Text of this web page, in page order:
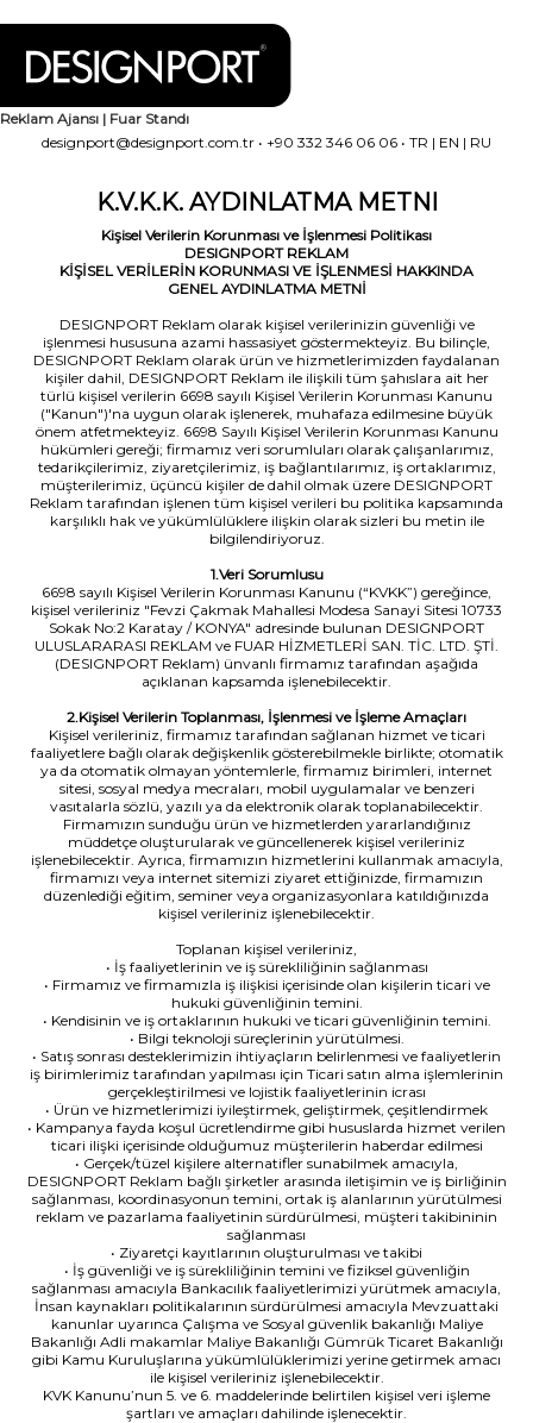
Reklam Ajansı | Fuar Standı
designport@designport.com.tr • +90 332 346 06 06 • TR | EN | RU
K.V.K.K. AYDINLATMA METNI
Kişisel Verilerin Korunması ve İşlenmesi Politikası
DESIGNPORT REKLAM
KİŞİSEL VERİLERİN KORUNMASI VE İŞLENMESİ HAKKINDA
GENEL AYDINLATMA METNİ
DESIGNPORT Reklam olarak kişisel verilerinizin güvenliği ve
işlenmesi hususuna azami hassasiyet göstermekteyiz. Bu bilinçle,
DESIGNPORT Reklam olarak ürün ve hizmetlerimizden faydalanan
kişiler dahil, DESIGNPORT Reklam ile ilişkili tüm şahıslara ait her
türlü kişisel verilerin 6698 sayılı Kişisel Verilerin Korunması Kanunu
("Kanun")'na uygun olarak işlenerek, muhafaza edilmesine büyük
önem atfetmekteyiz. 6698 Sayılı Kişisel Verilerin Korunması Kanunu
hükümleri gereği; firmamız veri sorumluları olarak çalışanlarımız,
tedarikçilerimiz, ziyaretçilerimiz, iş bağlantılarımız, iş ortaklarımız,
müşterilerimiz, üçüncü kişiler de dahil olmak üzere DESIGNPORT
Reklam tarafından işlenen tüm kişisel verileri bu politika kapsamında
karşılıklı hak ve yükümlülüklere ilişkin olarak sizleri bu metin ile
bilgilendiriyoruz.
1.Veri Sorumlusu
6698 sayılı Kişisel Verilerin Korunması Kanunu (“KVKK”) gereğince,
kişisel verileriniz "Fevzi Çakmak Mahallesi Modesa Sanayi Sitesi 10733
Sokak No:2 Karatay / KONYA" adresinde bulunan DESIGNPORT
ULUSLARARASI REKLAM ve FUAR HİZMETLERİ SAN. TİC. LTD. ŞTİ.
(DESIGNPORT Reklam) ünvanlı firmamız tarafından aşağıda
açıklanan kapsamda işlenebilecektir.
2.Kişisel Verilerin Toplanması, İşlenmesi ve İşleme Amaçları
Kişisel verileriniz, firmamız tarafından sağlanan hizmet ve ticari
faaliyetlere bağlı olarak değişkenlik gösterebilmekle birlikte; otomatik
ya da otomatik olmayan yöntemlerle, firmamız birimleri, internet
sitesi, sosyal medya mecraları, mobil uygulamalar ve benzeri
vasıtalarla sözlü, yazılı ya da elektronik olarak toplanabilecektir.
Firmamızın sunduğu ürün ve hizmetlerden yararlandığınız
müddetçe oluşturularak ve güncellenerek kişisel verileriniz
işlenebilecektir. Ayrıca, firmamızın hizmetlerini kullanmak amacıyla,
firmamızı veya internet sitemizi ziyaret ettiğinizde, firmamızın
düzenlediği eğitim, seminer veya organizasyonlara katıldığınızda
kişisel verileriniz işlenebilecektir.
Toplanan kişisel verileriniz,
• İş faaliyetlerinin ve iş sürekliliğinin sağlanması
• Firmamız ve firmamızla iş ilişkisi içerisinde olan kişilerin ticari ve
hukuki güvenliğinin temini.
• Kendisinin ve iş ortaklarının hukuki ve ticari güvenliğinin temini.
• Bilgi teknoloji süreçlerinin yürütülmesi.
• Satış sonrası desteklerimizin ihtiyaçların belirlenmesi ve faaliyetlerin
iş birimlerimiz tarafından yapılması için Ticari satın alma işlemlerinin
gerçekleştirilmesi ve lojistik faaliyetlerinin icrası
• Ürün ve hizmetlerimizi iyileştirmek, geliştirmek, çeşitlendirmek
• Kampanya fayda koşul ücretlendirme gibi hususlarda hizmet verilen
ticari ilişki içerisinde olduğumuz müşterilerin haberdar edilmesi
• Gerçek/tüzel kişilere alternatifler sunabilmek amacıyla,
DESIGNPORT Reklam bağlı şirketler arasında iletişimin ve iş birliğinin
sağlanması, koordinasyonun temini, ortak iş alanlarının yürütülmesi
reklam ve pazarlama faaliyetinin sürdürülmesi, müşteri takibininin
sağlanması
• Ziyaretçi kayıtlarının oluşturulması ve takibi
• İş güvenliği ve iş sürekliliğinin temini ve fiziksel güvenliğin
sağlanması amacıyla Bankacılık faaliyetlerimizi yürütmek amacıyla,
İnsan kaynakları politikalarının sürdürülmesi amacıyla Mevzuattaki
kanunlar uyarınca Çalışma ve Sosyal güvenlik bakanlığı Maliye
Bakanlığı Adli makamlar Maliye Bakanlığı Gümrük Ticaret Bakanlığı
gibi Kamu Kuruluşlarına yükümlülüklerimizi yerine getirmek amacı
ile kişisel verileriniz işlenebilecektir.
KVK Kanunu’nun 5. ve 6. maddelerinde belirtilen kişisel veri işleme
şartları ve amaçları dahilinde işlenecektir.